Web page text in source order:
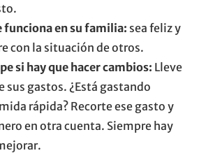
funciona en su familia: sea feliz y
con la situación de otros.
si hay que hacer cambios: Lleve
sus gastos. ¿Está gastando
rápida? Recorte ese gasto y
en otra cuenta. Siempre hay